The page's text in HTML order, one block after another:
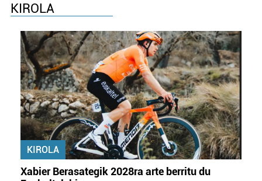
KIROLA
KIROLA
Xabier Berasategik 2028ra arte berritu du